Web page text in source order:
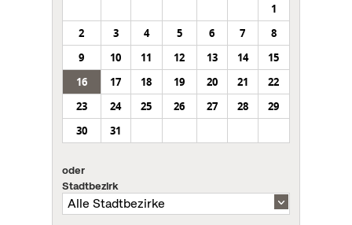
1
2
3 4 5 6 7
8
9
10 11 12 13 14
15
16
17 18 19 20 21
22
23
24 25 26 27 28
29
30
31
oder
Stadtbezirk